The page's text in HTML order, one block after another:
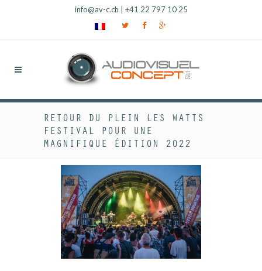
info@av-c.ch +41 22 797 10 25
RETOUR DU PLEIN LES WATTS
FESTIVAL POUR UNE
MAGNIFIQUE ÉDITION 2022